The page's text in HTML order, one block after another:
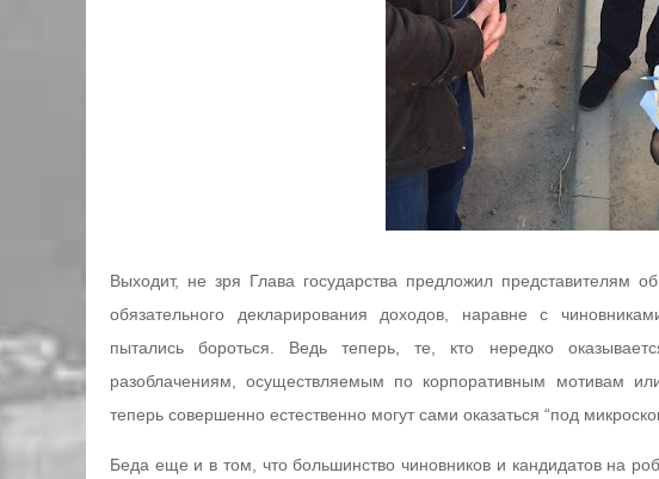
Выходит, не зря Глава государства предложил представителям
обязательного декларирования доходов, наравне с
пытались бороться. Ведь теперь, те, кто нередко
разоблачениям, осуществляемым по корпоративным мотивам или
теперь совершенно естественно могут сами оказаться “под
Беда еще и в том, что большинство чиновников и кандидатов на